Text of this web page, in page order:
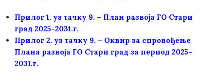
Прилог 1. уз тачку 9. – План развоја ГО Стари
град 2025-2031.г.
Прилог 2. уз тачку 9. – Оквир за спровођење
Плана развоја ГО Стари град за период 2025-
2031.г.